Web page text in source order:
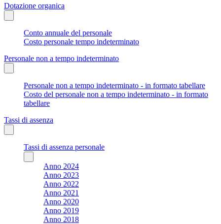
Dotazione organica
Conto annuale del personale
Costo personale tempo indeterminato
Personale non a tempo indeterminato
Personale non a tempo indeterminato - in formato tabellare
Costo del personale non a tempo indeterminato - in formato
tabellare
Tassi di assenza
Tassi di assenza personale
Anno 2024
Anno 2023
Anno 2022
Anno 2021
Anno 2020
Anno 2019
Anno 2018